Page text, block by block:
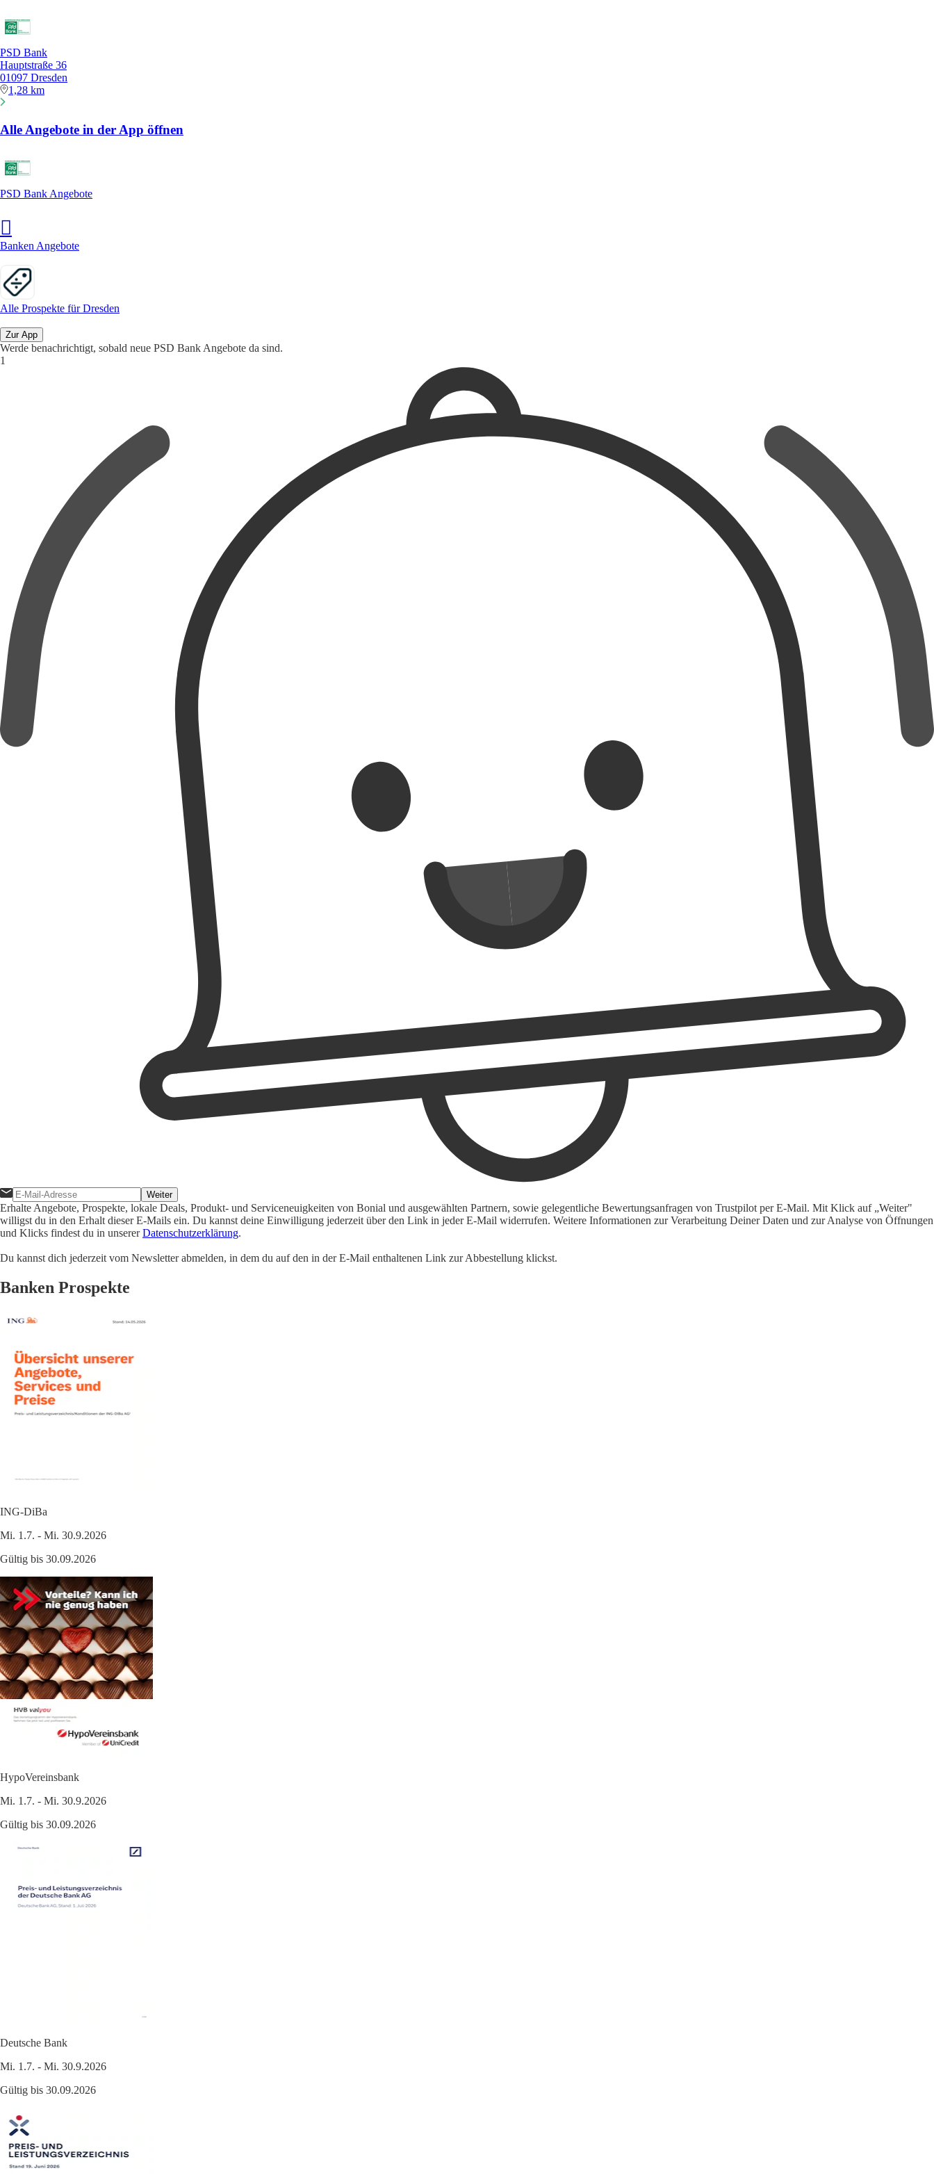
PSD Bank
Hauptstraße 36
01097 Dresden
1,28 km
Alle Angebote in der App öffnen
PSD Bank Angebote
Banken Angebote
Alle Prospekte für Dresden
Zur App
Werde benachrichtigt, sobald neue PSD Bank Angebote da sind.
Weiter
Erhalte Angebote, Prospekte, lokale Deals, Produkt- und Serviceneuigkeiten von Bonial und ausgewählten Partnern, sowie gelegentliche Bewertungsanfragen von Trustpilot per E-Mail. Mit Klick auf „Weiter"
willigst du in den Erhalt dieser E-Mails ein. Du kannst deine Einwilligung jederzeit über den Link in jeder E-Mail widerrufen. Weitere Informationen zur Verarbeitung Deiner Daten und zur Analyse von Öffnungen
und Klicks findest du in unsererDatenschutzerklärung.
Du kannst dich jederzeit vom Newsletter abmelden, in dem du auf den in der E-Mail enthaltenen Link zur Abbestellung klickst.
Banken Prospekte
ING-DiBa
Mi. 1.7. - Mi. 30.9.2026
Gültig bis 30.09.2026
HypoVereinsbank
Mi. 1.7. - Mi. 30.9.2026
Gültig bis 30.09.2026
Deutsche Bank
Mi. 1.7. - Mi. 30.9.2026
Gültig bis 30.09.2026